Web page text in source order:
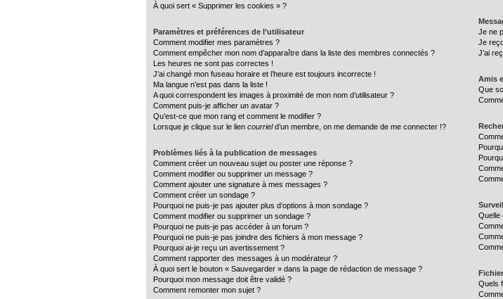
À quoi sert « Supprimer les cookies » ?
Paramètres et préférences de l’utilisateur
Comment modifier mes paramètres ?
Comment empêcher mon nom d’apparaître dans la liste des membres connectés ?
Les heures ne sont pas correctes !
J’ai changé mon fuseau horaire et l’heure est toujours incorrecte !
Ma langue n’est pas dans la liste !
A quoi correspondent les images à proximité de mon nom d’utilisateur ?
Comment puis-je afficher un avatar ?
Qu’est-ce que mon rang et comment le modifier ?
Lorsque je clique sur le lien courrield’un membre, on me demande de me connecter !?
Problèmes liés à la publication de messages
Comment créer un nouveau sujet ou poster une réponse ?
Comment modifier ou supprimer un message ?
Comment ajouter une signature à mes messages ?
Comment créer un sondage ?
Pourquoi ne puis-je pas ajouter plus d’options à mon sondage ?
Comment modifier ou supprimer un sondage ?
Pourquoi ne puis-je pas accéder à un forum ?
Pourquoi ne puis-je pas joindre des fichiers à mon message ?
Pourquoi ai-je reçu un avertissement ?
Comment rapporter des messages à un modérateur ?
À quoi sert le bouton « Sauvegarder » dans la page de rédaction de message ?
Pourquoi mon message doit être validé ?
Comment remonter mon sujet ?
Je ne
Je
J’ai
Amis
Que
Quelle
Quels